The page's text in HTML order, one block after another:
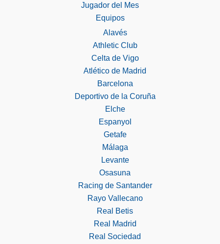
Jugador del Mes
Equipos
Alavés
Athletic Club
Celta de Vigo
Atlético de Madrid
Barcelona
Deportivo de la Coruña
Elche
Espanyol
Getafe
Málaga
Levante
Osasuna
Racing de Santander
Rayo Vallecano
Real Betis
Real Madrid
Real Sociedad